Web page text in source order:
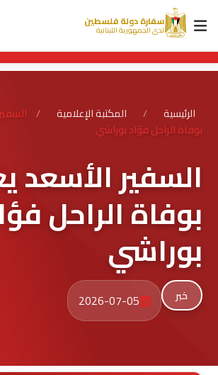
سفارة دولة فلسطين
لدى الجمهورية اللبنانية
الرئيسية / المكتبة الإعلامية /
بوفاة الراحل فؤاد بوراشي
السفير الأسعد
بوفاة الراحل
بوراشي
خبر 2026-07-05